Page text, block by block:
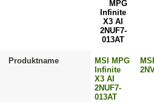
Produktname
MSI MPG
Infinite
X3 AI
2NUF7-
013AT